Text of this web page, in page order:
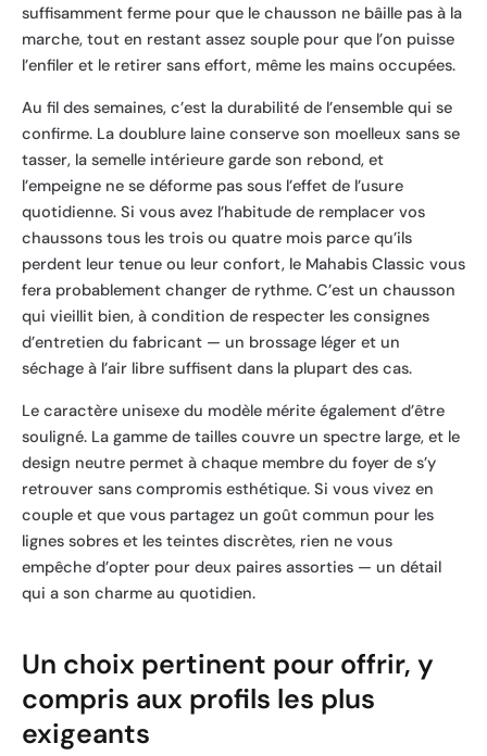
suffisamment ferme pour que le chausson ne bâille pas à la
marche, tout en restant assez souple pour que l’on puisse
l’enfiler et le retirer sans effort, même les mains occupées.
Au fil des semaines, c’est la durabilité de l’ensemble qui se
confirme. La doublure laine conserve son moelleux sans se
tasser, la semelle intérieure garde son rebond, et
l’empeigne ne se déforme pas sous l’effet de l’usure
quotidienne. Si vous avez l’habitude de remplacer vos
chaussons tous les trois ou quatre mois parce qu’ils
perdent leur tenue ou leur confort, le Mahabis Classic vous
fera probablement changer de rythme. C’est un chausson
qui vieillit bien, à condition de respecter les consignes
d’entretien du fabricant — un brossage léger et un
séchage à l’air libre suffisent dans la plupart des cas.
Le caractère unisexe du modèle mérite également d’être
souligné. La gamme de tailles couvre un spectre large, et le
design neutre permet à chaque membre du foyer de s’y
retrouver sans compromis esthétique. Si vous vivez en
couple et que vous partagez un goût commun pour les
lignes sobres et les teintes discrètes, rien ne vous
empêche d’opter pour deux paires assorties — un détail
qui a son charme au quotidien.
Un choix pertinent pour offrir, y
compris aux profils les plus
exigeants